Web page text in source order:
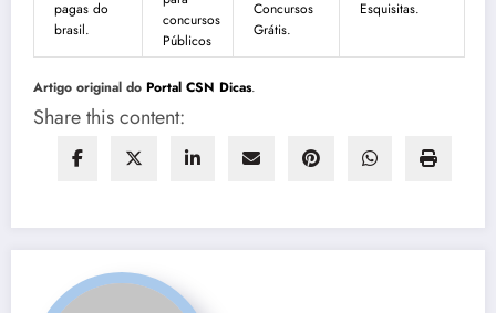
pagas do
brasil.
concursos
Públicos
Concursos
Grátis.
Esquisitas.
Artigo original do Portal CSN Dicas.
Share this content: